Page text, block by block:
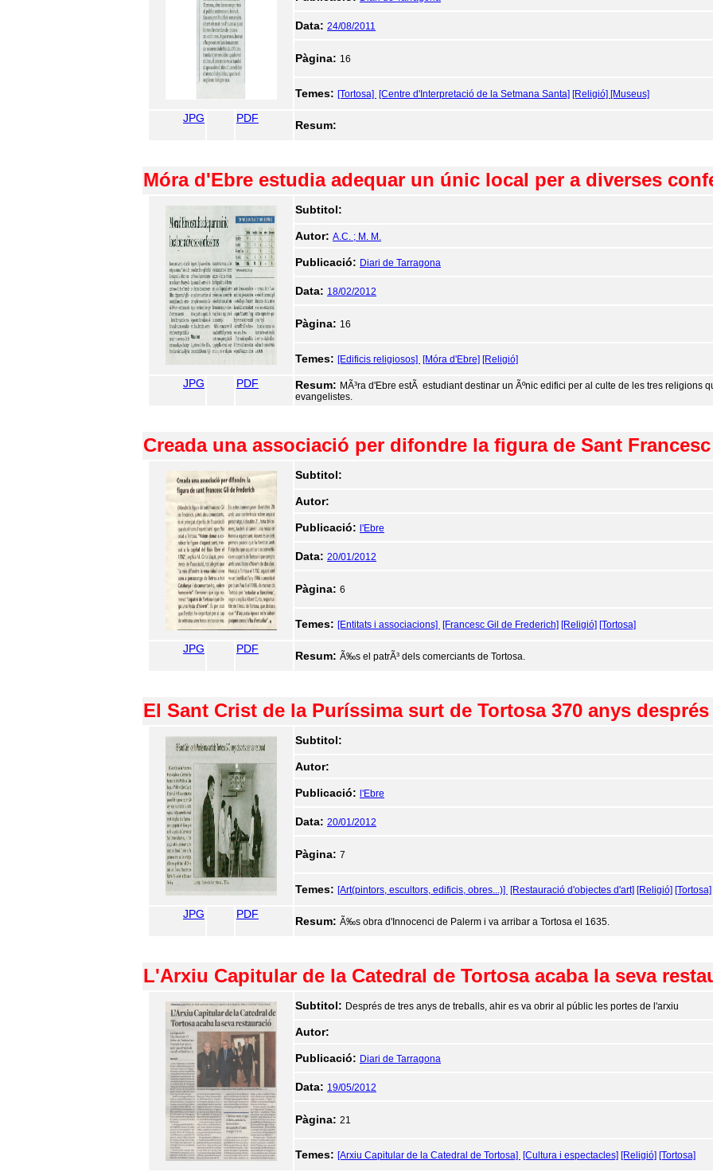
Data: 24/08/2011
Pàgina: 16
Temes: [Tortosa] [Centre d'Interpretació de la Setmana Santa] [Religió] [Museus]
JPG PDF
Resum:
Móra d'Ebre estudia adequar un únic local per a diverses
Subtitol:
Autor: A.C. ; M. M.
Publicació: Diari de Tarragona
Data: 18/02/2012
Pàgina: 16
Temes: [Edificis religiosos] [Móra d'Ebre] [Religió]
JPG PDF Resum: MÃ³ra d'Ebre estÃ estudiant destinar un Ãºnic edifici per al culte de les tres religions
evangelistes.
Creada una associació per difondre la figura de Sant
Subtitol:
Autor:
Publicació: l'Ebre
Data: 20/01/2012
Pàgina: 6
Temes: [Entitats i associacions] [Francesc Gil de Frederich] [Religió] [Tortosa]
JPG PDF
Resum: Ã‰s el patrÃ³ dels comerciants de Tortosa.
El Sant Crist de la Puríssima surt de Tortosa 370 anys
Subtitol:
Autor:
Publicació: l'Ebre
Data: 20/01/2012
Pàgina: 7
Temes: [Art(pintors, escultors, edificis, obres...)] [Restauració d'objectes d'art] [Religió] [Tortosa]
JPG PDF
Resum: Ã‰s obra d'Innocenci de Palerm i va arribar a Tortosa el 1635.
L'Arxiu Capitular de la Catedral de Tortosa acaba la seva
Subtitol: Després de tres anys de treballs, ahir es va obrir al públic les portes de l'arxiu
Autor:
Publicació: Diari de Tarragona
Data: 19/05/2012
Pàgina: 21
Temes: [Arxiu Capitular de la Catedral de Tortosa] [Cultura i espectacles] [Religió] [Tortosa]